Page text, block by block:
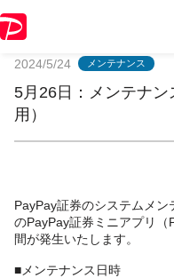
2024/5/24 メンテナンス
5月26日：メンテナ
用）
PayPay証券のシステムメ
のPayPay証券ミニアプリ
間が発生いたします。
■メンテナンス日時